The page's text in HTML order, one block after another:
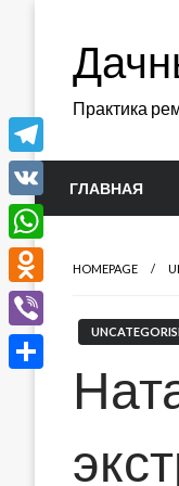
содержимому
Практика
ГЛАВНАЯ
HOMEPAGE
Telegram
VK
WhatsApp
Odnoklassniki
Viber
Отправить